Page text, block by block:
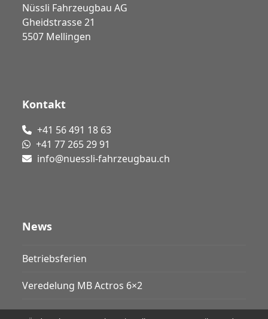
Nüssli Fahrzeugbau AG
Gheidstrasse 21
5507 Mellingen
Kontakt
+41 56 491 18 63
+41 77 265 29 91
info@nuessli-fahrzeugbau.ch
News
Betriebsferien
Veredelung MB Actros 6×2